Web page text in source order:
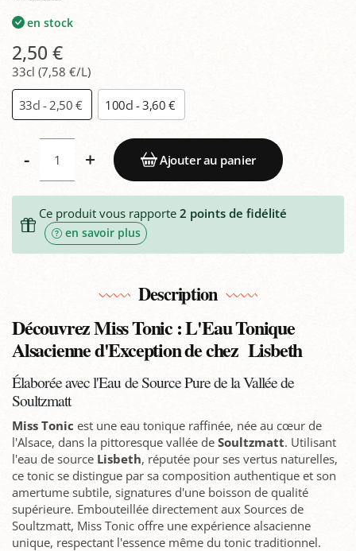
en stock
2,50 €
33cl (7,58 €/L)
33cl - 2,50 € 100cl - 3,60 €
- + Ajouter au panier
Ce produit vous rapporte 2 points de fidélité
en savoir plus
Description
Découvrez Miss Tonic : L'Eau Tonique
Alsacienne d'Exception de chez Lisbeth
Élaborée avec l'Eau de Source Pure de la Vallée de
Soultzmatt
Miss Tonic est une eau tonique raffinée, née au cœur de
l'Alsace, dans la pittoresque vallée de Soultzmatt. Utilisant
l'eau de source Lisbeth, réputée pour ses vertus naturelles,
ce tonic se distingue par sa composition authentique et son
amertume subtile, signatures d'une boisson de qualité
supérieure. Embouteillée directement aux Sources de
Soultzmatt, Miss Tonic offre une expérience alsacienne
unique, respectant l'essence même du tonic traditionnel.